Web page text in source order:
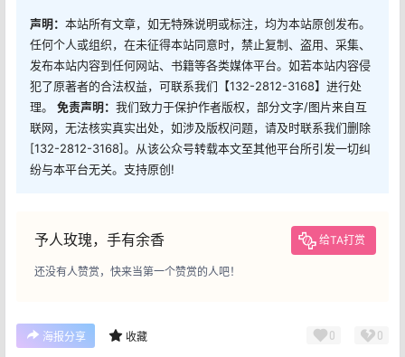
声明： 本站所有文章，如无特殊说明或标注，均为本站原创发布。
任何个人或组织，在未征得本站同意时，禁止复制、盗用、采集、
发布本站内容到任何网站、书籍等各类媒体平台。如若本站内容侵
犯了原著者的合法权益，可联系我们【132-2812-3168】进行处
理。 免责声明： 我们致力于保护作者版权，部分文字/图片来自互
联网，无法核实真实出处，如涉及版权问题，请及时联系我们删除
[132-2812-3168]。从该公众号转载本文至其他平台所引发一切纠
纷与本平台无关。支持原创!
予人玫瑰，手有余香 给TA打赏
还没有人赞赏，快来当第一个赞赏的人吧！
海报分享 收藏 0 0